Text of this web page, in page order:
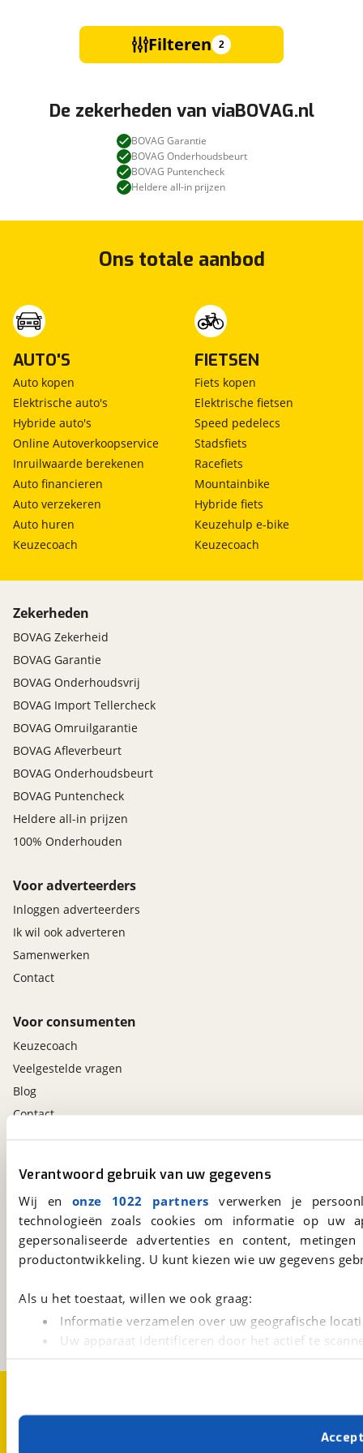
Verantwoord gebruik van uw gegevens
Wij en onze 1022 partners verwerken je
technologieën zoals cookies om informatie op
gepersonaliseerde advertenties en content,
productontwikkeling. U kunt kiezen wie uw gegevens
Als u het toestaat, willen we ook graag:
Informatie verzamelen over uw geografische
Uw apparaat identificeren door het actief te
Met cookies en vergelijkbare technieken zorgen we
cookies zorgen ervoor dat de website goed werkt.
Filteren 2
De zekerheden van viaBOVAG.nl
BOVAG Garantie
BOVAG Onderhoudsbeurt
BOVAG Puntencheck
Heldere all-in prijzen
Ons totale aanbod
AUTO'S
Auto kopen
Elektrische auto's
Hybride auto's
Online Autoverkoopservice
Inruilwaarde berekenen
Auto financieren
Auto verzekeren
Auto huren
Keuzecoach
FIETSEN
Fiets kopen
Elektrische fietsen
Speed pedelecs
Stadsfiets
Racefiets
Mountainbike
Hybride fiets
Keuzehulp e-bike
Keuzecoach
Zekerheden
BOVAG Zekerheid
BOVAG Garantie
BOVAG Onderhoudsvrij
BOVAG Import Tellercheck
BOVAG Omruilgarantie
BOVAG Afleverbeurt
BOVAG Onderhoudsbeurt
BOVAG Puntencheck
Heldere all-in prijzen
100% Onderhouden
Voor adverteerders
Inloggen adverteerders
Ik wil ook adverteren
Samenwerken
Contact
Voor consumenten
Keuzecoach
Veelgestelde vragen
Blog
Contact
viaBOVAG.nl
3981 AJBunnik
Een initiatief van
Download 'm nu.